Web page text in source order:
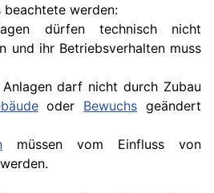
beachtete werden:
dürfen technisch nicht
und ihr Betriebsverhalten muss
darf nicht durch Zubau
oder Bewuchs geändert
müssen vom Einfluss von